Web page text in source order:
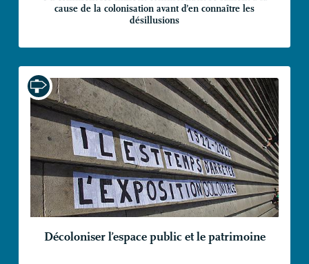
cause de la colonisation avant d’en connaître les
désillusions
Décoloniser l’espace public et le patrimoine